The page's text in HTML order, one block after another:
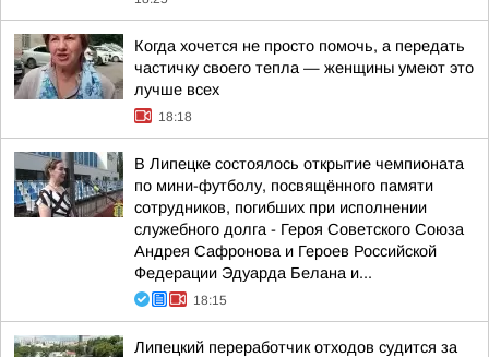
Когда хочется не просто помочь, а передать
частичку своего тепла — женщины умеют это
лучше всех
18:18
В Липецке состоялось открытие чемпионата
по мини-футболу, посвящённого памяти
сотрудников, погибших при исполнении
служебного долга - Героя Советского Союза
Андрея Сафронова и Героев Российской
Федерации Эдуарда Белана и...
18:15
Липецкий переработчик отходов судится за